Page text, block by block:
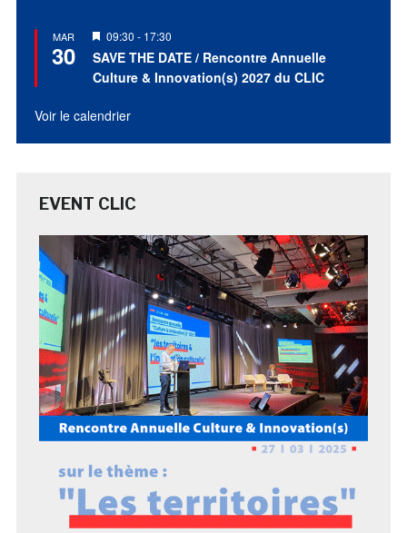
MAR
30
Mis
en
avant
09:30 - 17:30
SAVE THE DATE / Rencontre Annuelle
Culture & Innovation(s) 2027 du CLIC
Voir le calendrier
EVENT CLIC